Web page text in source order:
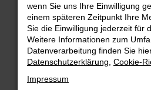
Beim Laden ist ein Fehler
Hier sind ein paar Tipps, die
Überprüfe deine Firewall
Internetverbindung.
Laden andere Webseiten,
Suchmaschine?
wenn Sie uns Ihre Einwilligung
einem späteren Zeitpunkt Ihre
Sie die Einwilligung jederzeit für
Weitere Informationen zum
Datenverarbeitung finden Sie
Datenschutzerklärung Cookie-
Impressum